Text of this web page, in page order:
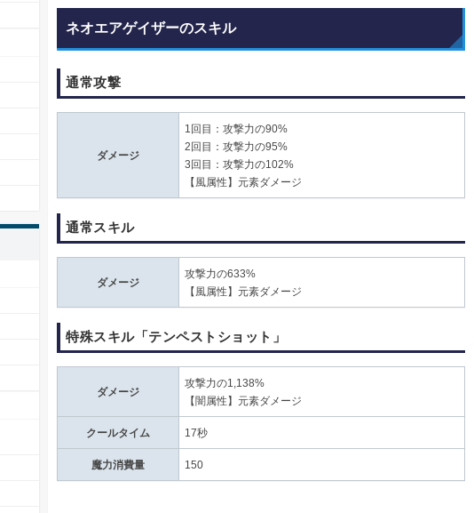
ネオエアゲイザーのスキル
通常攻撃
ダメージ
1回目：攻撃力の90%
2回目：攻撃力の95%
3回目：攻撃力の102%
【風属性】元素ダメージ
通常スキル
ダメージ
攻撃力の633%
【風属性】元素ダメージ
特殊スキル「テンペストショット」
ダメージ
攻撃力の1,138%
【闇属性】元素ダメージ
クールタイム 17秒
魔力消費量 150